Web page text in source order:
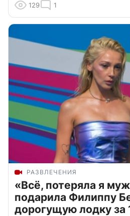
129 1
РАЗВЛЕЧЕНИЯ
«Всё, потеряла я
подарила Филиппу
дорогущую лодку за